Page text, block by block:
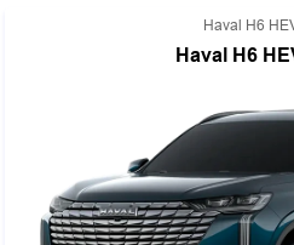
Haval H6
Haval H6